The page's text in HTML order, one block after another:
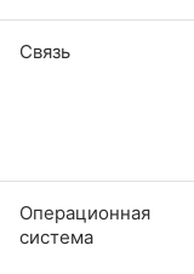
Связь
Операционная
система